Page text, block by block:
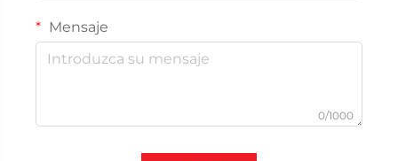
Mensaje
0/1000